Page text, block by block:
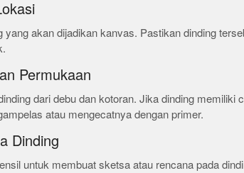
yang akan dijadikan kanvas. Pastikan dinding
Permukaan
dari debu dan kotoran. Jika dinding memiliki
atau mengecatnya dengan primer.
Dinding
untuk membuat sketsa atau rencana pada